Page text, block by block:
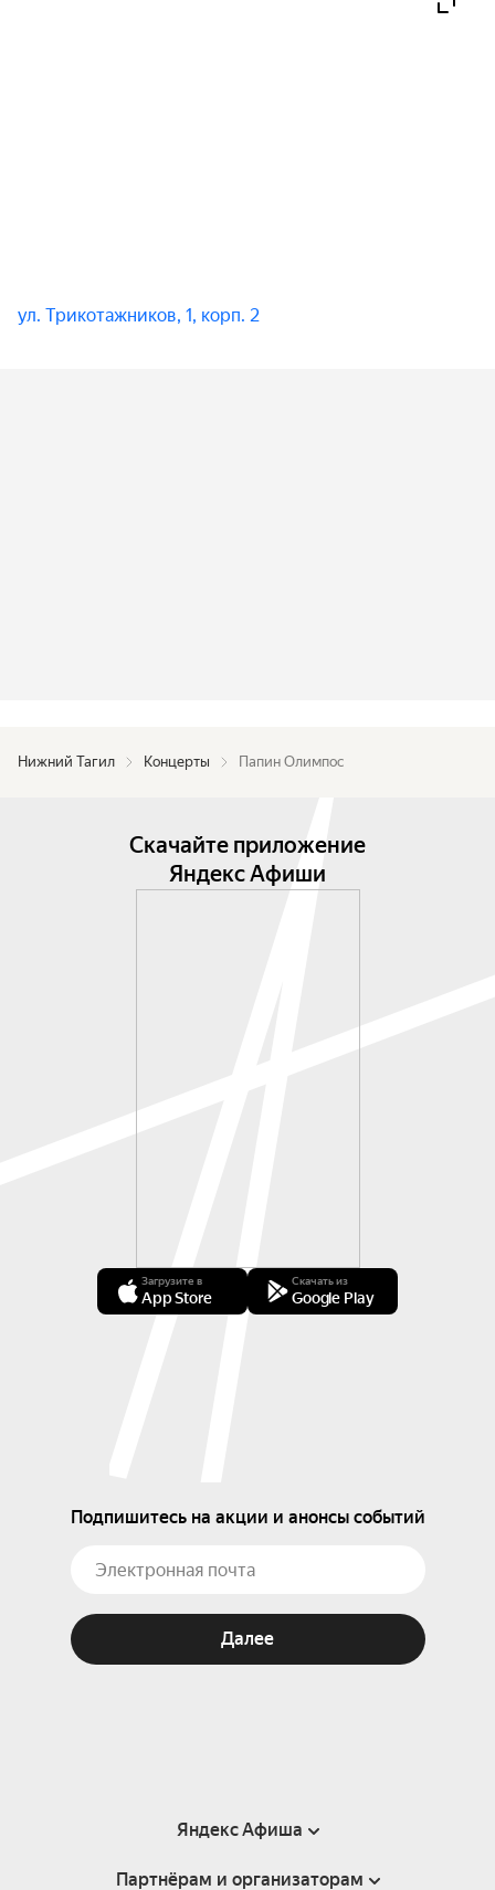
ул. Трикотажников, 1, корп. 2
Нижний Тагил Концерты Папин Олимпос
Скачайте приложение
Яндекс Афиши
Загрузите в
App Store
Скачать из
Google Play
Подпишитесь на акции и анонсы событий
Далее
Яндекс Афиша
Справка
Партнёрам и организаторам